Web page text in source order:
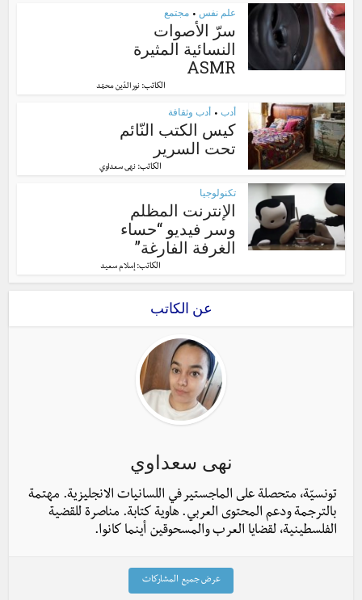
علم نفس • مجتمع
سرّ الأصوات
النسائية المثيرة
ASMR
الكاتب:نور الدّين محمّد
أدب • أدب وثقافة
كيس الكتب النّائم
تحت السرير
الكاتب: نهى سعداوي
تكنولوجيا
الإنترنت المظلم
وسر فيديو “حساء
الغرفة الفارغة”
الكاتب: إسلام سعيد
عن الكاتب
نهى سعداوي
تونسيّة، متحصلة على الماجستير في اللسانيات الانجليزية. مهتمة
بالترجمة ودعم المحتوى العربي. هاوية كتابة. مناصرة للقضية
الفلسطينية، لقضايا العرب والمسحوقين أينما كانوا.
عرض جميع المشاركات